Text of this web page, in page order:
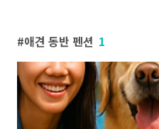
애견 동반 펜션 1